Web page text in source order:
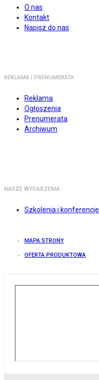
O nas
Kontakt
Napisz do nas
REKLAMA I PRENUMERATA
Reklama
Ogłoszenia
Prenumerata
Archiwum
NASZE WYDARZENIA
Szkolenia i konferencje
MAPA STRONY
OFERTA PRODUKTOWA